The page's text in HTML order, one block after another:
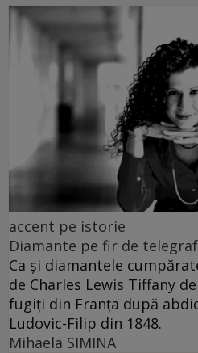
accent pe istorie
Diamante pe fir de telegraf
Ca și diamantele
de Charles Lewis Tiffany
fugiți din Franța după
Ludovic-Filip din 1848.
Mihaela SIMINA